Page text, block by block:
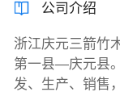
公司介绍
浙江庆元三箭竹
第一县—庆元县
发、生产、销售